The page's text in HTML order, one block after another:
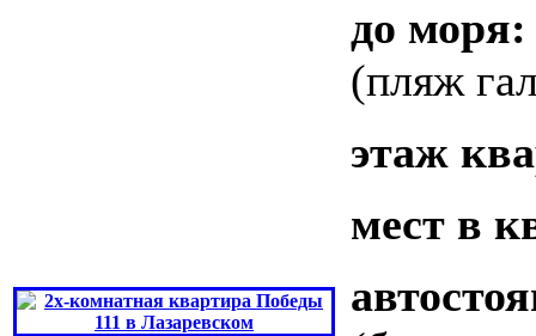
до моря:
(пляж
этаж
мест в